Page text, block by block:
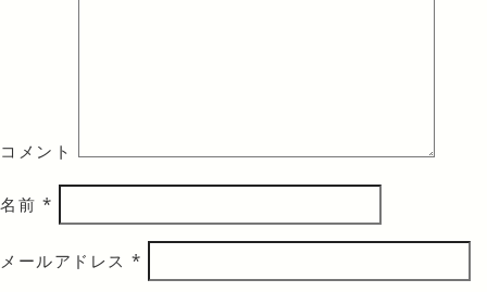
コメント
名前 *
メールアドレス *